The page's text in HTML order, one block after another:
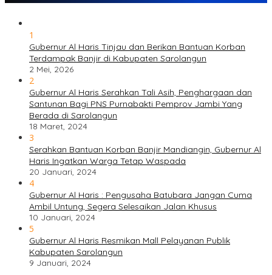
1
Gubernur Al Haris Tinjau dan Berikan Bantuan Korban
Terdampak Banjir di Kabupaten Sarolangun
2 Mei, 2026
2
Gubernur Al Haris Serahkan Tali Asih, Penghargaan dan
Santunan Bagi PNS Purnabakti Pemprov Jambi Yang
Berada di Sarolangun
18 Maret, 2024
3
Serahkan Bantuan Korban Banjir Mandiangin, Gubernur Al
Haris Ingatkan Warga Tetap Waspada
20 Januari, 2024
4
Gubernur Al Haris : Pengusaha Batubara Jangan Cuma
Ambil Untung, Segera Selesaikan Jalan Khusus
10 Januari, 2024
5
Gubernur Al Haris Resmikan Mall Pelayanan Publik
Kabupaten Sarolangun
9 Januari, 2024